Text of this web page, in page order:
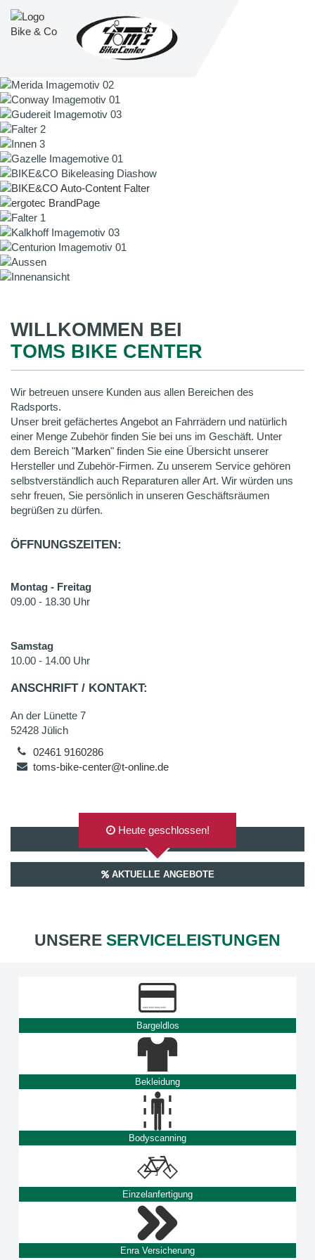
WILLKOMMEN BEI
TOMS BIKE CENTER
Wir betreuen unsere Kunden aus allen Bereichen des
Radsports.
Unser breit gefächertes Angebot an Fahrrädern und natürlich
einer Menge Zubehör finden Sie bei uns im Geschäft. Unter
dem Bereich "Marken" finden Sie eine Übersicht unserer
Hersteller und Zubehör-Firmen. Zu unserem Service gehören
selbstverständlich auch Reparaturen aller Art. Wir würden uns
sehr freuen, Sie persönlich in unseren Geschäftsräumen
begrüßen zu dürfen.
ÖFFNUNGSZEITEN:
Montag - Freitag
09.00 - 18.30 Uhr
Samstag
10.00 - 14.00 Uhr
ANSCHRIFT / KONTAKT:
An der Lünette 7
52428 Jülich
02461 9160286
toms-bike-center@t-online.de
AUF GOOGLEMAPS ANZEIGEN
Heute geschlossen!
AKTUELLE ANGEBOTE
UNSERE SERVICELEISTUNGEN
Bargeldlos
Bekleidung
Bodyscanning
Einzelanfertigung
Enra Versicherung